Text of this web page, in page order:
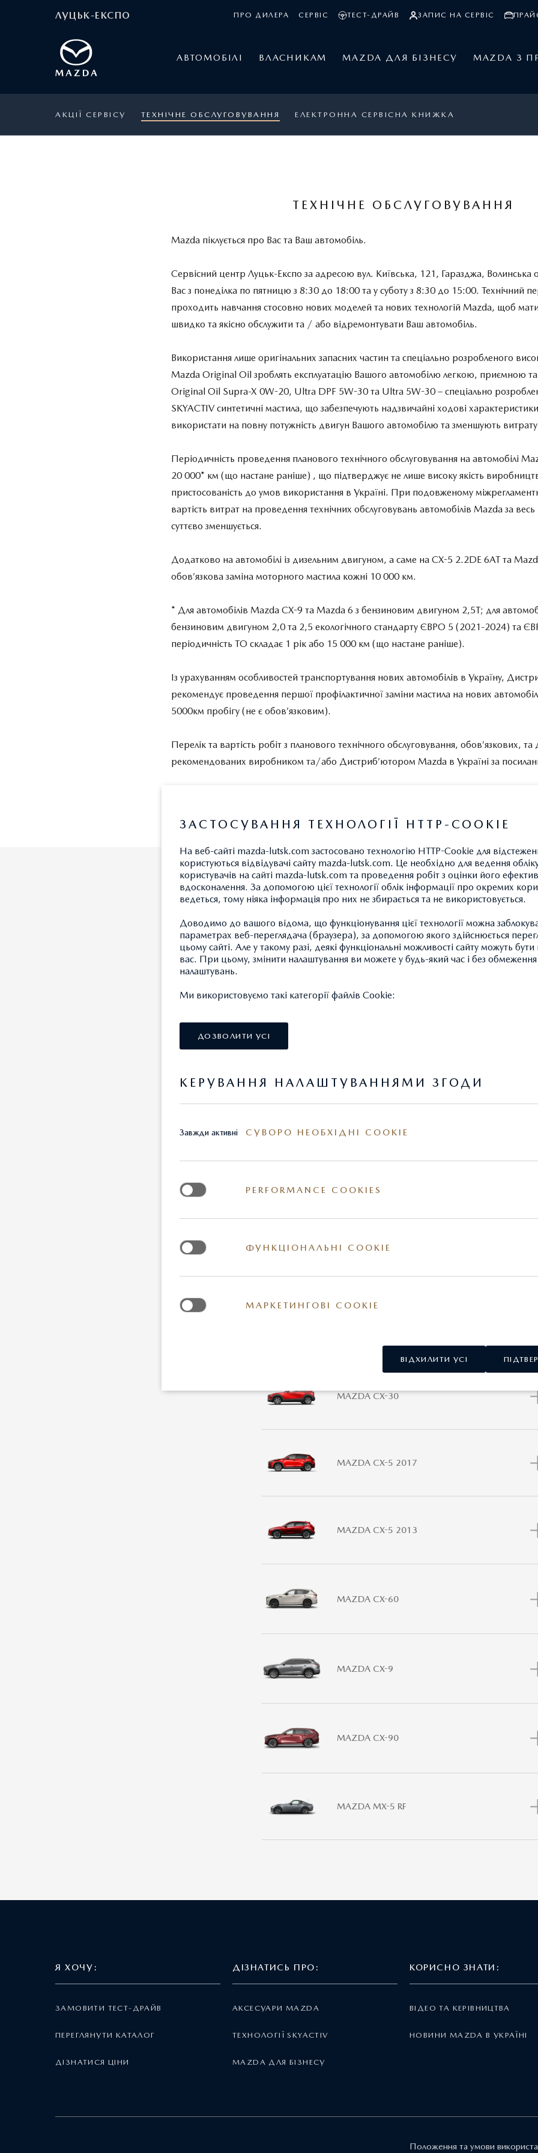
ЛУЦЬК-ЕКСПО ПРО ДИЛЕРА СЕРВІС ТЕСТ-ДРАЙВ ЗАПИС НА СЕРВІС
АВТОМОБІЛІ ВЛАСНИКАМ MAZDA ДЛЯ БІЗНЕСУ MAZDA З
АКЦІЇ СЕРВІСУ ТЕХНІЧНЕ ОБСЛУГОВУВАННЯ ЕЛЕКТРОННА СЕРВІСНА КНИЖКА
ТЕХНІЧНЕ ОБСЛУГОВУВАННЯ
Mazda піклується про Вас та Ваш автомобіль.
Сервісний центр Луцьк-Експо за адресою вул. Київська, 121, Гаразджа, Волинська
Вас з понеділка по пятницю з 8:30 до 18:00 та у суботу з 8:30 до 15:00. Технічний
проходить навчання стосовно нових моделей та нових технологій Mazda, щоб
швидко та якісно обслужити та / або відремонтувати Ваш автомобіль.
Використання лише оригінальних запасних частин та спеціально розробленого
Mazda Original Oil зроблять експлуатацію Вашого автомобілю легкою, приємною
Original Oil Supra-X 0W-20, Ultra DPF 5W-30 та Ultra 5W-30 – спеціально
SKYACTIV синтетичні мастила, що забезпечують надзвичайні ходові
використати на повну потужність двигун Вашого автомобілю та зменшують
Періодичність проведення планового технічного обслуговування на автомобілі
20 000* км (що настане раніше) , що підтверджує не лише високу якість
пристосованість до умов використання в Україні. При подовженому
вартість витрат на проведення технічних обслуговувань автомобілів Mazda за весь
суттєво зменшується.
Додатково на автомобілі із дизельним двигуном, а саме на CX-5 2.2DE 6AT та
обов’язкова заміна моторного мастила кожні 10 000 км.
* Для автомобілів Mazda CX-9 та Mazda 6 з бензиновим двигуном 2,5Т; для
бензиновим двигуном 2,0 та 2,5 екологічного стандарту ЄВРО 5 (2021-2024) та
періодичність ТО складає 1 рік або 15 000 км (що настане раніше).
Із урахуванням особливостей транспортування нових автомобілів в Україну,
рекомендує проведення першої профілактичної заміни мастила на нових
5000км пробігу (не є обов’язковим).
Перелік та вартість робіт з планового технічного обслуговування, обов’язкових,
рекомендованих виробником та/або Дистриб’ютором Mazda в Україні за
ЗАВАНТАЖИТИ КАРТИ ТО
MAZDA3 2019
MAZDA3 2013
MAZDA CX-30
MAZDA CX-5 2017
MAZDA CX-5 2013
MAZDA CX-60
MAZDA CX-9
MAZDA CX-90
MAZDA MX-5 RF
Я ХОЧУ:
ЗАМОВИТИ ТЕСТ-ДРАЙВ
ПЕРЕГЛЯНУТИ КАТАЛОГ
ДІЗНАТИСЯ ЦІНИ
ДІЗНАТИСЬ ПРО:
АКСЕСУАРИ MAZDA
ТЕХНОЛОГІЇ SKYACTIV
MAZDA ДЛЯ БІЗНЕСУ
КОРИСНО ЗНАТИ:
ВІДЕО ТА КЕРІВНИЦТВА
НОВИНИ MAZDA В УКРАЇНІ
Положення та умови
ЗАСТОСУВАННЯ ТЕХНОЛОГІЇ HTTP-COOKIE
На веб-сайті mazda-lutsk.com застосовано технологію HTTP-Cookie для
користуються відвідувачі сайту mazda-lutsk.com. Це необхідно для ведення
користувачів на сайті mazda-lutsk.com та проведення робіт з оцінки його
вдосконалення. За допомогою цієї технології облік інформації про окремих
ведеться, тому ніяка інформація про них не збирається та не використовується.
Доводимо до вашого відома, що функціонування цієї технології можна
параметрах веб-переглядача (браузера), за допомогою якого здійснюється
цьому сайті. Але у такому разі, деякі функціональні можливості сайту можуть
вас. При цьому, змінити налаштування ви можете у будь-який час і без обмеження
налаштувань.
Ми використовуємо такі категорії файлів Cookie:
ДОЗВОЛИТИ УСІ
КЕРУВАННЯ НАЛАШТУВАННЯМИ ЗГОДИ
Завжди активні СУВОРО НЕОБХІДНІ COOKIE
PERFORMANCE COOKIES
ФУНКЦІОНАЛЬНІ COOKIE
МАРКЕТИНГОВІ COOKIE
ВІДХИЛИТИ УСІ